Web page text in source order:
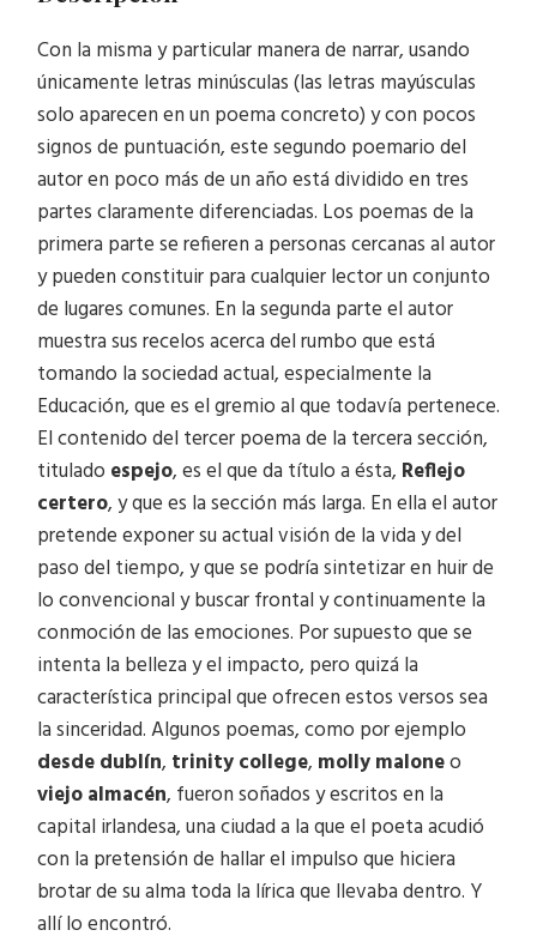
Con la misma y particular manera de narrar, usando
únicamente letras minúsculas (las letras mayúsculas
solo aparecen en un poema concreto) y con pocos
signos de puntuación, este segundo poemario del
autor en poco más de un año está dividido en tres
partes claramente diferenciadas. Los poemas de la
primera parte se refieren a personas cercanas al autor
y pueden constituir para cualquier lector un conjunto
de lugares comunes. En la segunda parte el autor
muestra sus recelos acerca del rumbo que está
tomando la sociedad actual, especialmente la
Educación, que es el gremio al que todavía pertenece.
El contenido del tercer poema de la tercera sección,
titulado espejo, es el que da título a ésta, Reflejo
certero, y que es la sección más larga. En ella el autor
pretende exponer su actual visión de la vida y del
paso del tiempo, y que se podría sintetizar en huir de
lo convencional y buscar frontal y continuamente la
conmoción de las emociones. Por supuesto que se
intenta la belleza y el impacto, pero quizá la
característica principal que ofrecen estos versos sea
la sinceridad. Algunos poemas, como por ejemplo
desde dublín, trinity college, molly maloneo
viejo almacén, fueron soñados y escritos en la
capital irlandesa, una ciudad a la que el poeta acudió
con la pretensión de hallar el impulso que hiciera
brotar de su alma toda la lírica que llevaba dentro. Y
allí lo encontró.